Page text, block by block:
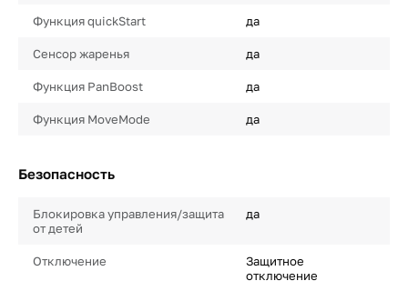
Функция quickStart да
Сенсор жаренья да
Функция PanBoost да
Функция MoveMode да
Безопасность
Блокировка управления/защита
от детей
да
Отключение
Защитное
отключение